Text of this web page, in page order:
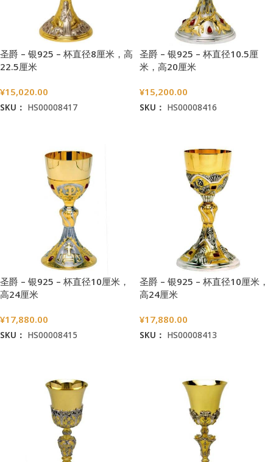
圣爵 – 银925 – 杯直径8厘米，高
22.5厘米
¥15,020.00
SKU： HS00008417
圣爵 – 银925 – 杯直径10.5厘
米，高20厘米
¥15,200.00
SKU： HS00008416
圣爵 – 银925 – 杯直径10厘米，
高24厘米
¥17,880.00
SKU： HS00008415
圣爵 – 银925 – 杯直径10厘米，
高24厘米
¥17,880.00
SKU： HS00008413